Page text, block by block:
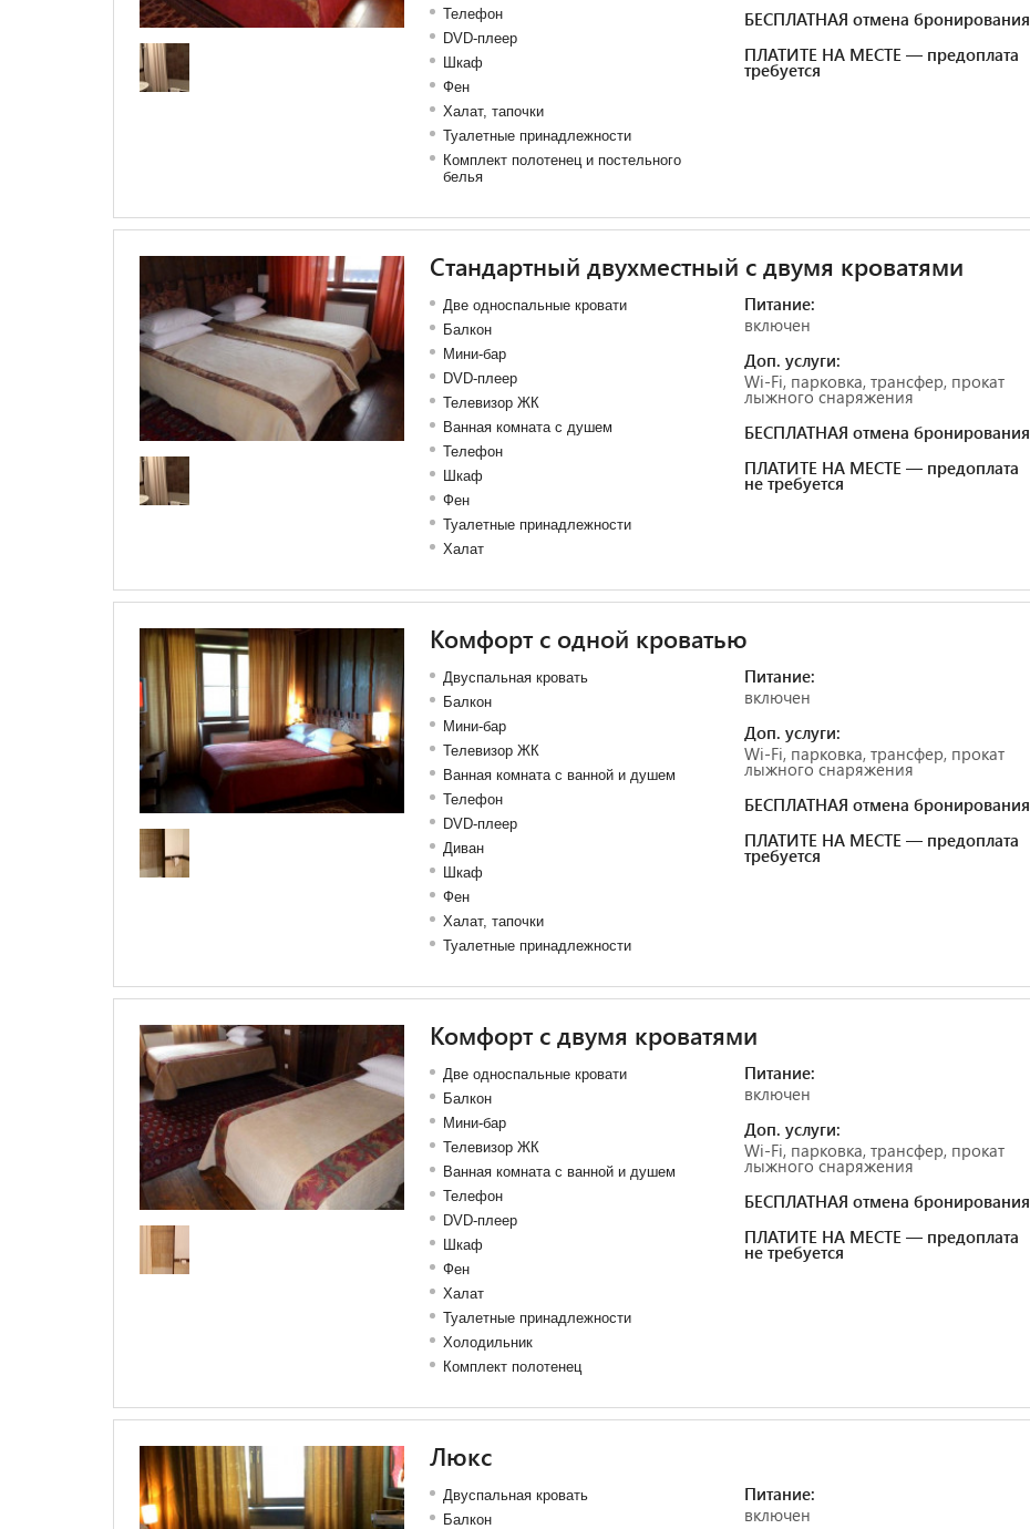
Телефон
DVD-плеер
Шкаф
Фен
Халат, тапочки
Туалетные принадлежности
Комплект полотенец и постельного
белья
БЕСПЛАТНАЯ отмена бронирования
ПЛАТИТЕ НА МЕСТЕ — предоплата
требуется
Стандартный двухместный с двумя кроватями
Две односпальные кровати
Балкон
Мини-бар
DVD-плеер
Телевизор ЖК
Ванная комната с душем
Телефон
Шкаф
Фен
Туалетные принадлежности
Халат
Питание:
включен
Доп. услуги:
Wi-Fi, парковка, трансфер, прокат
лыжного снаряжения
БЕСПЛАТНАЯ отмена бронирования
ПЛАТИТЕ НА МЕСТЕ — предоплата
не требуется
Комфорт с одной кроватью
Двуспальная кровать
Балкон
Мини-бар
Телевизор ЖК
Ванная комната с ванной и душем
Телефон
DVD-плеер
Диван
Шкаф
Фен
Халат, тапочки
Туалетные принадлежности
Питание:
включен
Доп. услуги:
Wi-Fi, парковка, трансфер, прокат
лыжного снаряжения
БЕСПЛАТНАЯ отмена бронирования
ПЛАТИТЕ НА МЕСТЕ — предоплата
требуется
Комфорт с двумя кроватями
Две односпальные кровати
Балкон
Мини-бар
Телевизор ЖК
Ванная комната с ванной и душем
Телефон
DVD-плеер
Шкаф
Фен
Халат
Туалетные принадлежности
Холодильник
Комплект полотенец
Питание:
включен
Доп. услуги:
Wi-Fi, парковка, трансфер, прокат
лыжного снаряжения
БЕСПЛАТНАЯ отмена бронирования
ПЛАТИТЕ НА МЕСТЕ — предоплата
не требуется
Люкс
Двуспальная кровать
Балкон
Питание:
включен